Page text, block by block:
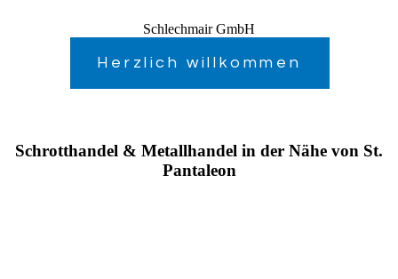
Schlechmair GmbH
Herzlich willkommen
Schrotthandel & Metallhandel in der Nähe von St.
Pantaleon